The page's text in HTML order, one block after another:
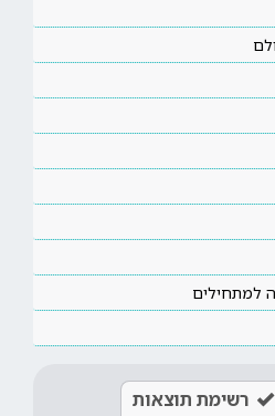
למתחילים
רשימת תוצאות